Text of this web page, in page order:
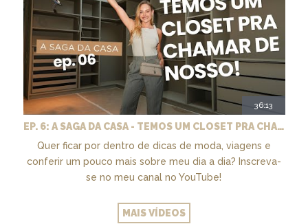
36:13
EP. 6: A SAGA DA CASA - TEMOS UM CLOSET PRA CHAMAR DE NOSSO + MARCENARIA E PAISAGISMO
Quer ficar por dentro de dicas de moda, viagens e
conferir um pouco mais sobre meu dia a dia? Inscreva-
se no meu canal no YouTube!
MAIS VÍDEOS